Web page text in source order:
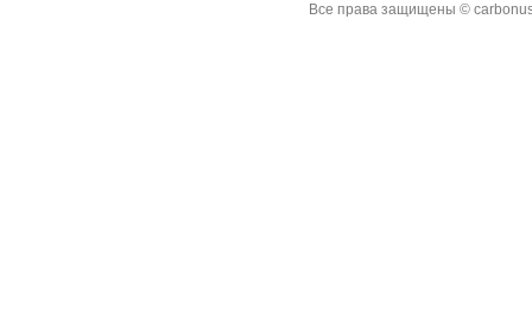
Все права защищены ©